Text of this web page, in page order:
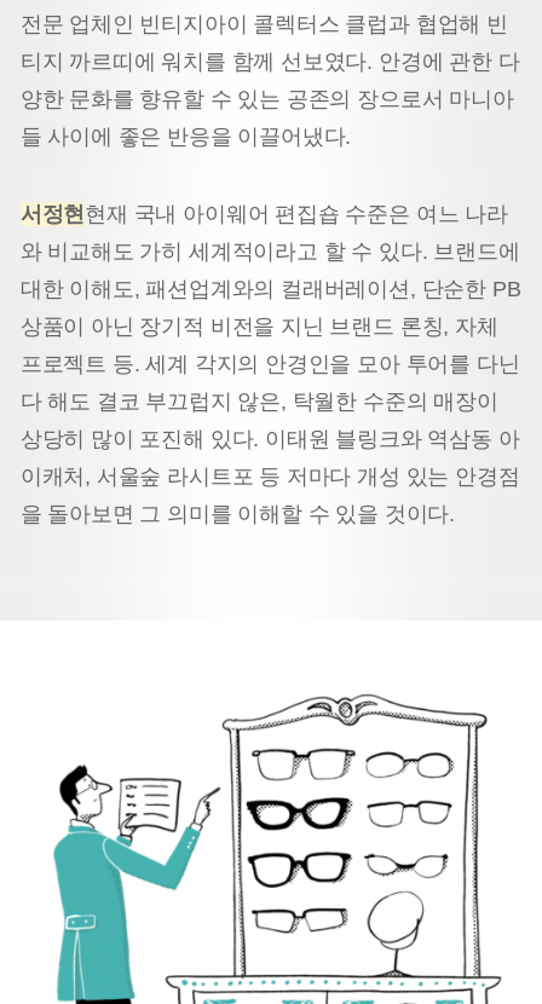
전문 업체인 빈티지아이 콜렉터스 클럽과 협업해 빈
티지 까르띠에 워치를 함께 선보였다. 안경에 관한 다
양한 문화를 향유할 수 있는 공존의 장으로서 마니아
들 사이에 좋은 반응을 이끌어냈다.
서정현현재 국내 아이웨어 편집숍 수준은 여느 나라
와 비교해도 가히 세계적이라고 할 수 있다. 브랜드에
대한 이해도, 패션업계와의 컬래버레이션, 단순한 PB
상품이 아닌 장기적 비전을 지닌 브랜드 론칭, 자체
프로젝트 등. 세계 각지의 안경인을 모아 투어를 다닌
다 해도 결코 부끄럽지 않은, 탁월한 수준의 매장이
상당히 많이 포진해 있다. 이태원 블링크와 역삼동 아
이캐처, 서울숲 라시트포 등 저마다 개성 있는 안경점
을 돌아보면 그 의미를 이해할 수 있을 것이다.